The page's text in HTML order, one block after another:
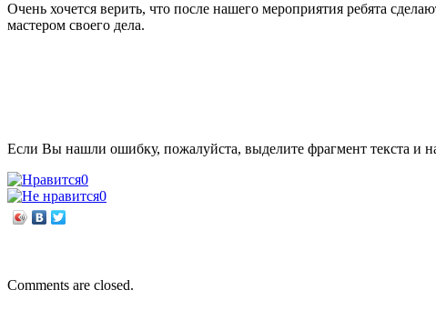
Очень хочется верить, что после нашего мероприятия ребята
мастером своего дела.
Если Вы нашли ошибку, пожалуйста, выделите фрагмент текста и
0
0
Comments are closed.